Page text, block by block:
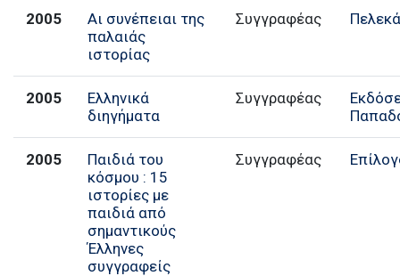
2005
Αι συνέπειαι της
παλαιάς
ιστορίας
Συγγραφέας
2005
Ελληνικά
διηγήματα
Συγγραφέας
2005
Παιδιά του
κόσμου : 15
ιστορίες με
παιδιά από
σημαντικούς
Έλληνες
συγγραφείς
Συγγραφέας